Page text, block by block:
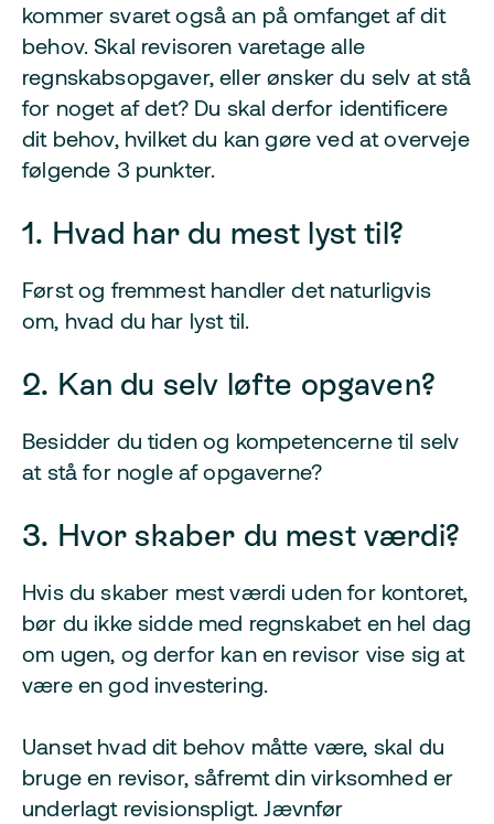
kommer svaret også an på omfanget af dit
behov. Skal revisoren varetage alle
regnskabsopgaver, eller ønsker du selv at stå
for noget af det? Du skal derfor identificere
dit behov, hvilket du kan gøre ved at overveje
følgende 3 punkter.
1. Hvad har du mest lyst til?
Først og fremmest handler det naturligvis
om, hvad du har lyst til.
2. Kan du selv løfte opgaven?
Besidder du tiden og kompetencerne til selv
at stå for nogle af opgaverne?
3. Hvor skaber du mest værdi?
Hvis du skaber mest værdi uden for kontoret,
bør du ikke sidde med regnskabet en hel dag
om ugen, og derfor kan en revisor vise sig at
være en god investering.
Uanset hvad dit behov måtte være, skal du
bruge en revisor, såfremt din virksomhed er
underlagt revisionspligt. Jævnfør